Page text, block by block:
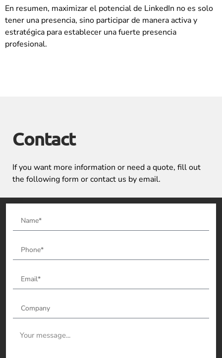
En resumen, maximizar el potencial de LinkedIn no es solo
tener una presencia, sino participar de manera activa y
estratégica para establecer una fuerte presencia
profesional.
Contact
If you want more information or need a quote, fill out
the following form or contact us by email.